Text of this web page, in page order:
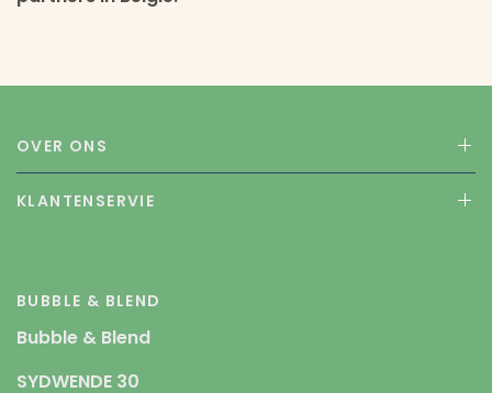
OVER ONS
KLANTENSERVIE
BUBBLE & BLEND
Bubble & Blend
SYDWENDE 30